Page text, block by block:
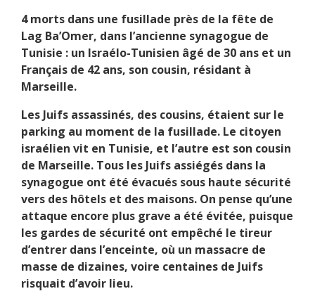
4 morts dans une fusillade près de la fête de
Lag Ba’Omer, dans l’ancienne synagogue de
Tunisie : un Israélo-Tunisien âgé de 30 ans et un
Français de 42 ans, son cousin, résidant à
Marseille.
Les Juifs assassinés, des cousins, étaient sur le
parking au moment de la fusillade. Le citoyen
israélien vit en Tunisie, et l’autre est son cousin
de Marseille. Tous les Juifs assiégés dans la
synagogue ont été évacués sous haute sécurité
vers des hôtels et des maisons. On pense qu’une
attaque encore plus grave a été évitée, puisque
les gardes de sécurité ont empêché le tireur
d’entrer dans l’enceinte, où un massacre de
masse de dizaines, voire centaines de Juifs
risquait d’avoir lieu.